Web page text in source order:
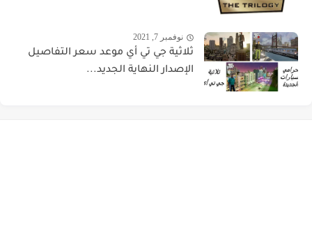
نوفمبر 7, 2021
ثلاثية جي تي أي موعد سعر التفاصيل
الإصدار النهاية الجديد...